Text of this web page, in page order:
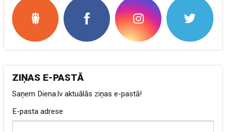
ZIŅAS E-PASTĀ
Saņem Diena.lv aktuālās ziņas e-pastā!
E-pasta adrese